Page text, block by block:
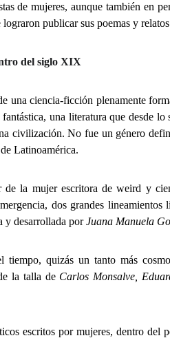
de mujeres, aunque también en
publicar sus poemas y
del siglo XIX
una ciencia-ficción plenamente
una literatura que desde
civilización. No fue un género
Latinoamérica.
la mujer escritora de weird y
dos grandes
y desarrollada porJuana Manuela
tiempo, quizás un tanto más
la talla de Carlos Monsalve,
escritos por mujeres, dentro